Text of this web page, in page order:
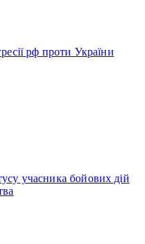
рф проти України
учасника бойових дій